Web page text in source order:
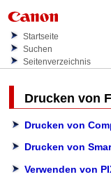
Startseite
Suchen
Seitenverzeichnis
Drucken von
Drucken von
Drucken von
Verwenden von